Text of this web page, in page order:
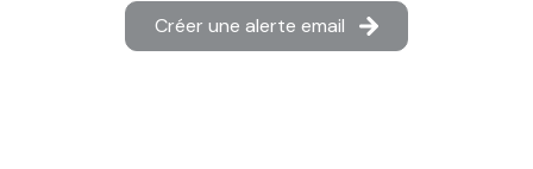
Créer une alerte email